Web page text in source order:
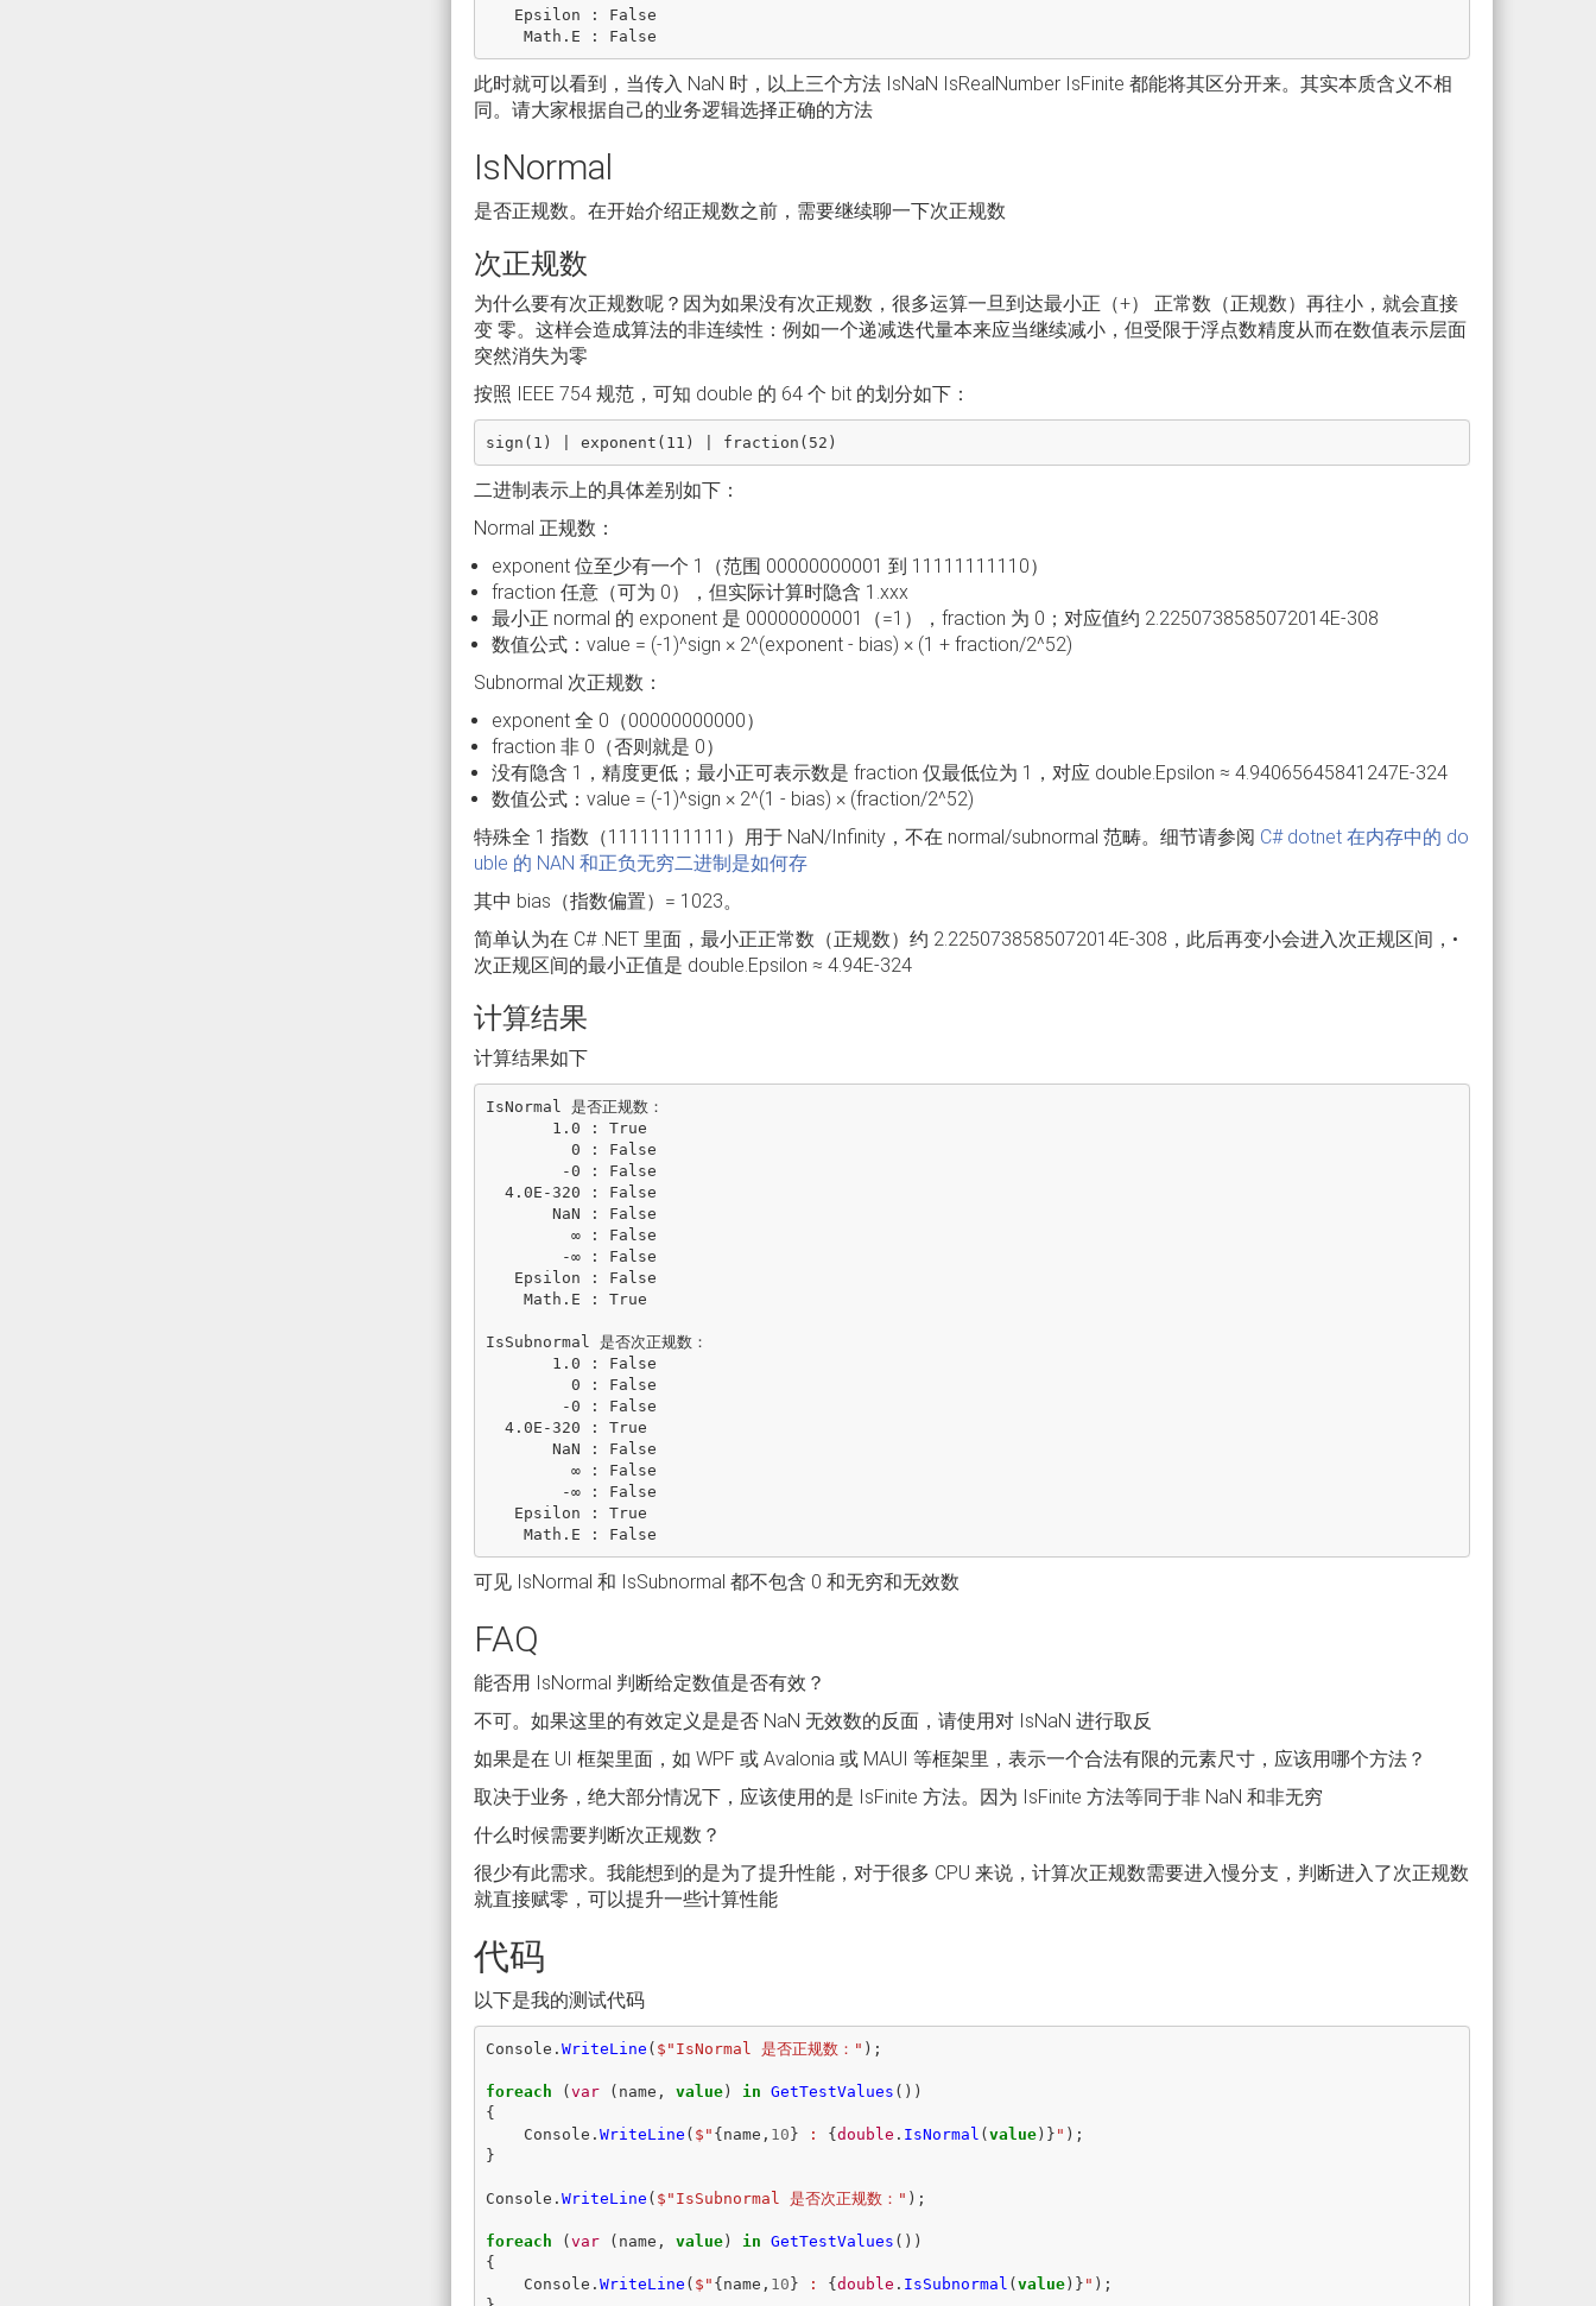
此时就可以看到，当传入 NaN 时，以上三个方法 IsNaN IsRealNumber IsFinite 都能将其区分开来。其实本质含义不相
同。请大家根据自己的业务逻辑选择正确的方法
IsNormal
是否正规数。在开始介绍正规数之前，需要继续聊一下次正规数
次正规数
为什么要有次正规数呢？因为如果没有次正规数，很多运算一旦到达最小正（+） 正常数（正规数）再往小，就会直接
变 零。这样会造成算法的非连续性：例如一个递减迭代量本来应当继续减小，但受限于浮点数精度从而在数值表示层面
突然消失为零
按照 IEEE 754 规范，可知 double 的 64 个 bit 的划分如下：
二进制表示上的具体差别如下：
Normal 正规数：
exponent 位至少有一个 1（范围 00000000001 到 11111111110）
fraction 任意（可为 0），但实际计算时隐含 1.xxx
最小正 normal 的 exponent 是 00000000001（=1），fraction 为 0；对应值约 2.2250738585072014E-308
数值公式：value = (-1)^sign × 2^(exponent - bias) × (1 + fraction/2^52)
Subnormal 次正规数：
exponent 全 0（00000000000）
fraction 非 0（否则就是 0）
没有隐含 1，精度更低；最小正可表示数是 fraction 仅最低位为 1，对应 double.Epsilon ≈ 4.94065645841247E-324
数值公式：value = (-1)^sign × 2^(1 - bias) × (fraction/2^52)
特殊全 1 指数（11111111111）用于 NaN/Infinity，不在 normal/subnormal 范畴。细节请参阅 C# dotnet 在内存中的 do
uble 的 NAN 和正负无穷二进制是如何存
其中 bias（指数偏置）= 1023。
简单认为在 C# .NET 里面，最小正正常数（正规数）约 2.2250738585072014E-308，此后再变小会进入次正规区间，•
次正规区间的最小正值是 double.Epsilon ≈ 4.94E-324
计算结果
计算结果如下
IsNormal 是否正规数：
IsSubnormal 是否次正规数：
可见 IsNormal 和 IsSubnormal 都不包含 0 和无穷和无效数
FAQ
能否用 IsNormal 判断给定数值是否有效？
不可。如果这里的有效定义是是否 NaN 无效数的反面，请使用对 IsNaN 进行取反
如果是在 UI 框架里面，如 WPF 或 Avalonia 或 MAUI 等框架里，表示一个合法有限的元素尺寸，应该用哪个方法？
取决于业务，绝大部分情况下，应该使用的是 IsFinite 方法。因为 IsFinite 方法等同于非 NaN 和非无穷
什么时候需要判断次正规数？
很少有此需求。我能想到的是为了提升性能，对于很多 CPU 来说，计算次正规数需要进入慢分支，判断进入了次正规数
就直接赋零，可以提升一些计算性能
代码
以下是我的测试代码
Console . WriteLine ( $"IsNormal 是否正规数：" );
foreach (var ( name , value) in GetTestValues ())
{
Console . WriteLine ( $" {name , 10} : {double . IsNormal (value)} " );
}
Console . WriteLine ( $"IsSubnormal 是否次正规数：" );
foreach (var ( name , value) in GetTestValues ())
{
Console . WriteLine ( $" {name , 10} : {double . IsSubnormal (value)} " );